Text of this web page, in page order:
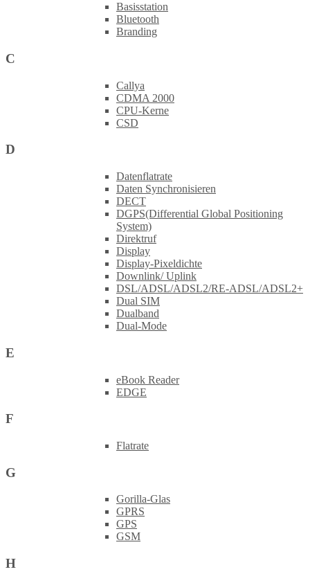
Basisstation
Bluetooth
Branding
C
Callya
CDMA 2000
CPU-Kerne
CSD
D
Datenflatrate
Daten Synchronisieren
DECT
DGPS(Differential Global Positioning
System)
Direktruf
Display
Display-Pixeldichte
Downlink/ Uplink
DSL/ADSL/ADSL2/RE-ADSL/ADSL2+
Dual SIM
Dualband
Dual-Mode
E
eBook Reader
EDGE
F
Flatrate
G
Gorilla-Glas
GPRS
GPS
GSM
H